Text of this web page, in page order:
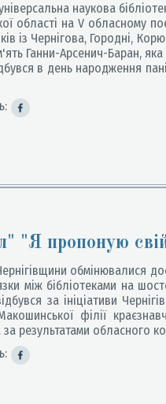
наукова
області на V обласному
із Чернігова, Городні,
Ганни-Арсенич-Баран,
в день народження
"Я пропоную
обмінювалися
між бібліотеками на
за ініціативи
філії
за результатами обласного